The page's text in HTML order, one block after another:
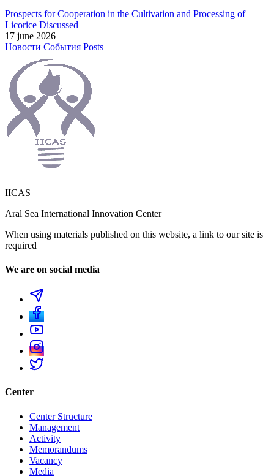
Prospects for Cooperation in the Cultivation and Processing of
Licorice Discussed
17 june 2026
Новости События Posts
IICAS
Aral Sea International Innovation Center
When using materials published on this website, a link to our site is
required
We are on social media
Center
Center Structure
Management
Activity
Memorandums
Vacancy
Media